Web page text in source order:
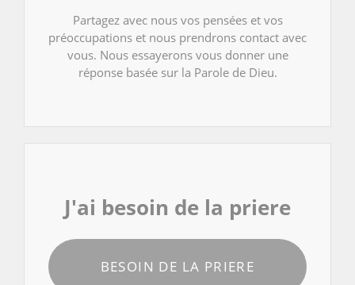
Partagez avec nous vos pensées et vos
préoccupations et nous prendrons contact avec
vous. Nous essayerons vous donner une
réponse basée sur la Parole de Dieu.
J'ai besoin de la priere
BESOIN DE LA PRIERE